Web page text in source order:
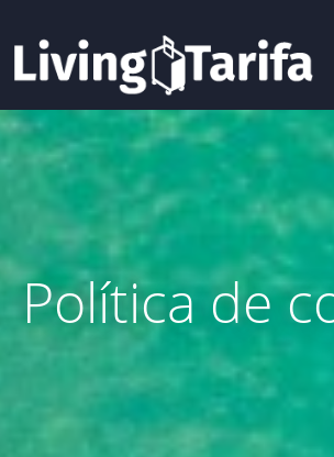
Política de